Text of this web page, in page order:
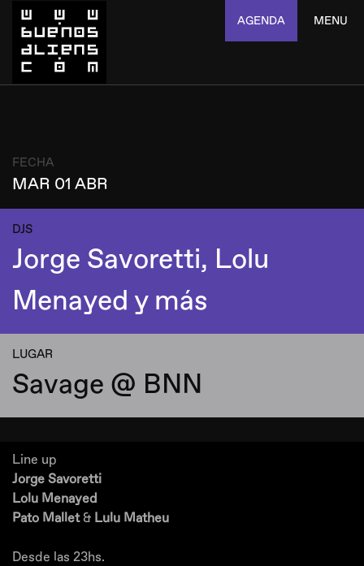
AGENDA MENU
FECHA
MAR 01 ABR
DJS
Jorge Savoretti, Lolu
Menayed y más
LUGAR
Savage @ BNN
Line up
Jorge Savoretti
Lolu Menayed
Pato Mallet & Lulu Matheu
Desde las 23hs.